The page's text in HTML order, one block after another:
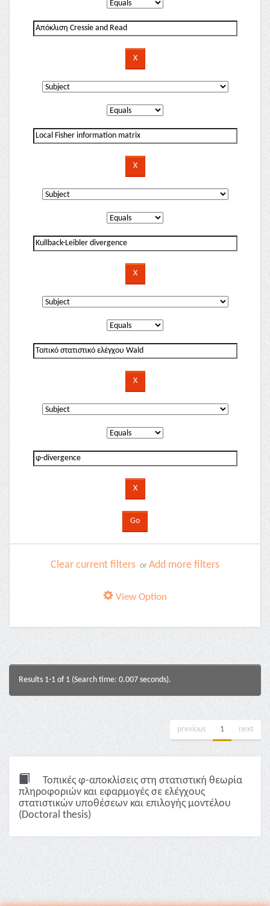
Clear current filters or Add more filters
View Option
Results 1-1 of 1 (Search time: 0.007 seconds).
previous 1 next
Τοπικές φ-αποκλίσεις στη στατιστική θεωρία
πληροφοριών και εφαρμογές σε ελέγχους
στατιστικών υποθέσεων και επιλογής μοντέλου
(Doctoral thesis)